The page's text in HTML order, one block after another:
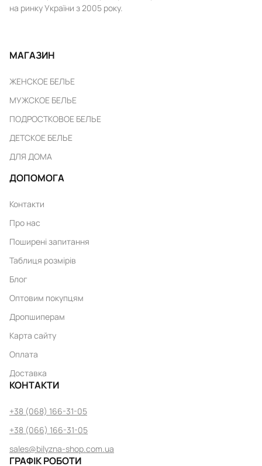
на ринку України з 2005 року.
МАГАЗИН
ЖЕНСКОЕ БЕЛЬЕ
МУЖСКОЕ БЕЛЬЕ
ПОДРОСТКОВОЕ БЕЛЬЕ
ДЕТСКОЕ БЕЛЬЕ
ДЛЯ ДОМА
ДОПОМОГА
Контакти
Про нас
Поширені запитання
Таблиця розмірів
Блог
Оптовим покупцям
Дропшиперам
Карта сайту
Оплата
Доставка
КОНТАКТИ
+38 (068) 166-31-05
+38 (066) 166-31-05
sales@bilyzna-shop.com.ua
ГРАФІК РОБОТИ